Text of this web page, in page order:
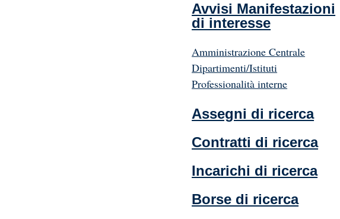
Avvisi Manifestazioni
di interesse
Amministrazione Centrale
Dipartimenti/Istituti
Professionalità interne
Assegni di ricerca
Contratti di ricerca
Incarichi di ricerca
Borse di ricerca